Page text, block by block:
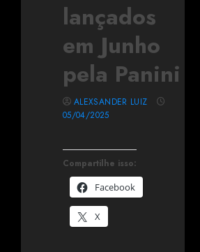
lançados
em Junho
pela Panini
Compartilhe isso:
Facebook
X
ALEXSANDER LUIZ
05/04/2025